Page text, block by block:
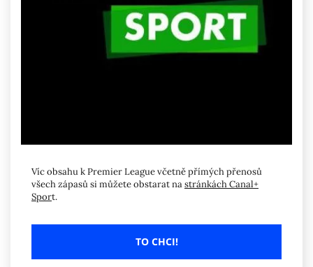
Víc obsahu k Premier League včetně přímých přenosů
všech zápasů si můžete obstarat nastránkách Canal+
Sport.
TO CHCI!